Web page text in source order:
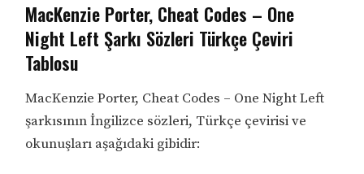
MacKenzie Porter, Cheat Codes – One
Night Left Şarkı Sözleri Türkçe Çeviri
Tablosu
MacKenzie Porter, Cheat Codes – One Night Left
şarkısının İngilizce sözleri, Türkçe çevirisi ve
okunuşları aşağıdaki gibidir: